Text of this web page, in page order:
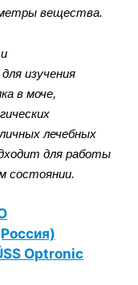
вещества.
изучения
в моче,
лечебных
для работы
состоянии.
Optronic